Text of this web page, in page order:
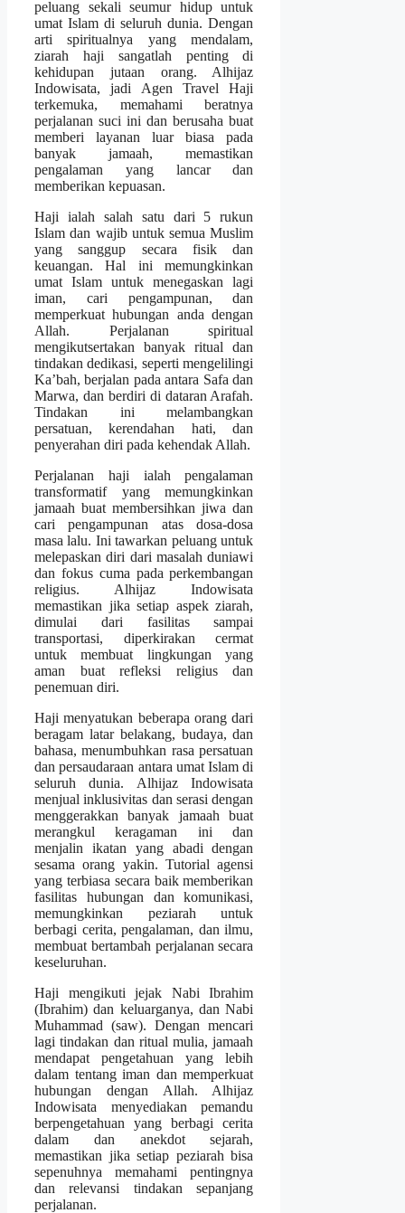
peluang sekali seumur hidup untuk
umat Islam di seluruh dunia. Dengan
arti spiritualnya yang mendalam,
ziarah haji sangatlah penting di
kehidupan jutaan orang. Alhijaz
Indowisata, jadi Agen Travel Haji
terkemuka, memahami beratnya
perjalanan suci ini dan berusaha buat
memberi layanan luar biasa pada
banyak jamaah, memastikan
pengalaman yang lancar dan
memberikan kepuasan.
Haji ialah salah satu dari 5 rukun
Islam dan wajib untuk semua Muslim
yang sanggup secara fisik dan
keuangan. Hal ini memungkinkan
umat Islam untuk menegaskan lagi
iman, cari pengampunan, dan
memperkuat hubungan anda dengan
Allah. Perjalanan spiritual
mengikutsertakan banyak ritual dan
tindakan dedikasi, seperti mengelilingi
Ka’bah, berjalan pada antara Safa dan
Marwa, dan berdiri di dataran Arafah.
Tindakan ini melambangkan
persatuan, kerendahan hati, dan
penyerahan diri pada kehendak Allah.
Perjalanan haji ialah pengalaman
transformatif yang memungkinkan
jamaah buat membersihkan jiwa dan
cari pengampunan atas dosa-dosa
masa lalu. Ini tawarkan peluang untuk
melepaskan diri dari masalah duniawi
dan fokus cuma pada perkembangan
religius. Alhijaz Indowisata
memastikan jika setiap aspek ziarah,
dimulai dari fasilitas sampai
transportasi, diperkirakan cermat
untuk membuat lingkungan yang
aman buat refleksi religius dan
penemuan diri.
Haji menyatukan beberapa orang dari
beragam latar belakang, budaya, dan
bahasa, menumbuhkan rasa persatuan
dan persaudaraan antara umat Islam di
seluruh dunia. Alhijaz Indowisata
menjual inklusivitas dan serasi dengan
menggerakkan banyak jamaah buat
merangkul keragaman ini dan
menjalin ikatan yang abadi dengan
sesama orang yakin. Tutorial agensi
yang terbiasa secara baik memberikan
fasilitas hubungan dan komunikasi,
memungkinkan peziarah untuk
berbagi cerita, pengalaman, dan ilmu,
membuat bertambah perjalanan secara
keseluruhan.
Haji mengikuti jejak Nabi Ibrahim
(Ibrahim) dan keluarganya, dan Nabi
Muhammad (saw). Dengan mencari
lagi tindakan dan ritual mulia, jamaah
mendapat pengetahuan yang lebih
dalam tentang iman dan memperkuat
hubungan dengan Allah. Alhijaz
Indowisata menyediakan pemandu
berpengetahuan yang berbagi cerita
dalam dan anekdot sejarah,
memastikan jika setiap peziarah bisa
sepenuhnya memahami pentingnya
dan relevansi tindakan sepanjang
perjalanan.